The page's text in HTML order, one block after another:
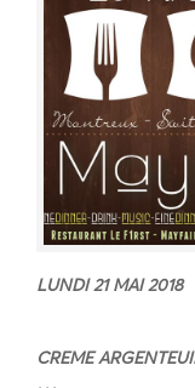
LUNDI 21 MAI 2018
CREME